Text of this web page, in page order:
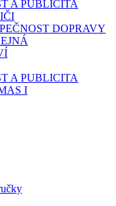
A PUBLICITA
DOPRAVY
A PUBLICITA
I